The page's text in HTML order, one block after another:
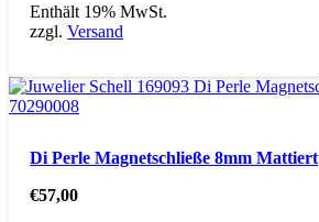
Enthält 19% MwSt.
zzgl.Versand
Di Perle Magnetschließe 8mm Mattiert
€57,00